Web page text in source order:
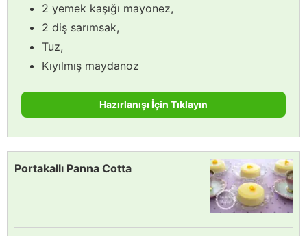
2 yemek kaşığı mayonez,
2 diş sarımsak,
Tuz,
Kıyılmış maydanoz
Hazırlanışı İçin Tıklayın
Portakallı Panna Cotta